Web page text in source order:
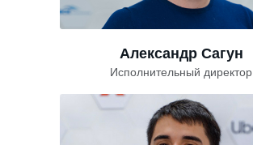
Александр Сагун
Исполнительный директор